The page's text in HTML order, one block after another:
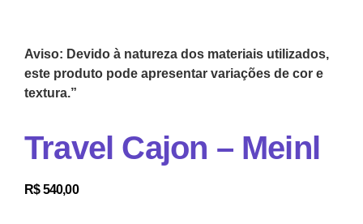
Aviso: Devido à natureza dos materiais utilizados,
este produto pode apresentar variações de cor e
textura.”
Travel Cajon – Meinl
R$540,00